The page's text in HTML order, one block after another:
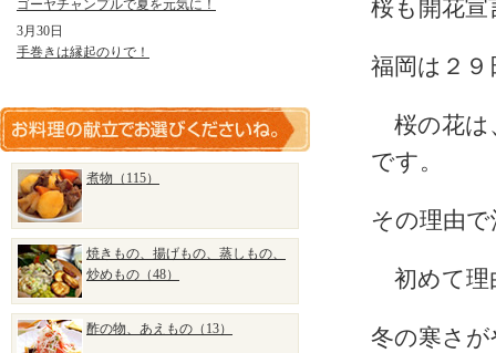
桜も開花
福岡は２
桜の花は
です。
その理由
初めて理
冬の寒さ
ゴーヤチャンプルで夏を元気に！
3月30日
手巻きは縁起のりで！
煮物（115）
焼きもの、揚げもの、蒸しもの、
炒めもの（48）
酢の物、あえもの（13）